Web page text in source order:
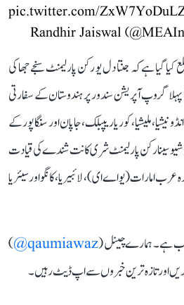
pic.twitter.com/
ہے کہ جنتا دل یو رکن پارلیمنٹ سنجے جھا کی
پہلا گروپ آپریشن سندور پر ہندوستان کے سفارتی
کی شکل میں 5 ممالک انڈونیشیا، ملیشیا، کوریا ریپبلک، جاپان اور سنگاپور کے
رکن پارلیمنٹ شری کانت شندے کی قیادت
عرب امارات (یو اے ای)، لائبیریا، کانگو اور سیئریا
ہے۔ ہمارے چینل (qaumiawaz@
)
اور تازہ ترین خبروں سے اپ ڈیٹ رہیں۔